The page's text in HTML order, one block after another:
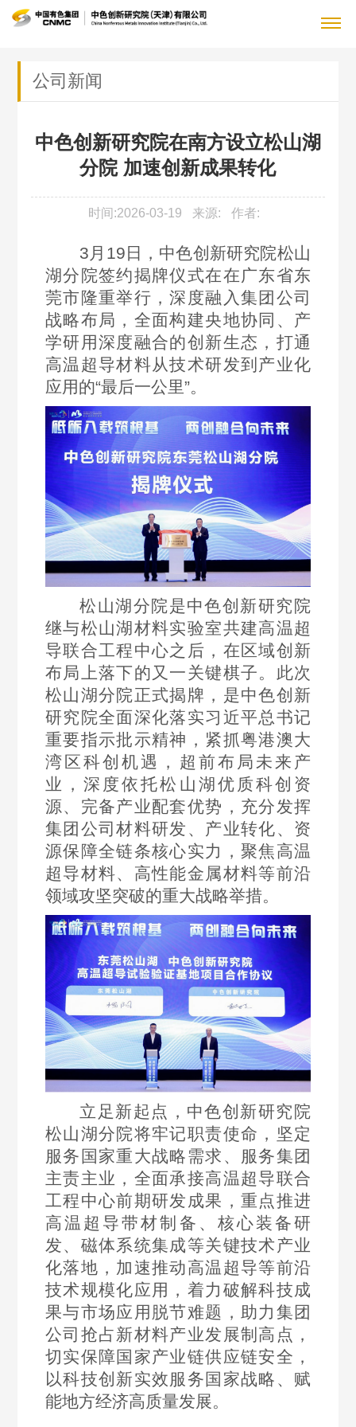
于
我
们
简
介
导
员
集
首
席
专
家
称
号
荣
誉
组
织
架
构
联
系
我
们
新
闻
中
心
公
司
闻
业
公
告
国
资
要
闻
媒
体
聚
焦
集
要
闻
党
群
工
作
党
风
廉
建
设
党
建
工
作
工
会
工
作
青
年
工
作
人
力
资
源
人
概
况
人
才
战
略
才
招
聘
科
技
创
新
科
研
平
台
重
大
项
荣
誉
奖
项
科
研
果
主
要
业
务
超
导
材
料
铜
铜
合
金
材
料
资
源
效
利
用
分
析
检
测
信
息
公
企
业
基
本
息
公司新闻
中色创新研究院在南方设立松山湖
分院 加速创新成果转化
时间:2026-03-19 来源: 作者:
3月19日，中色创新研究院松山
湖分院签约揭牌仪式在在广东省东
莞市隆重举行，深度融入集团公司
战略布局，全面构建央地协同、产
学研用深度融合的创新生态，打通
高温超导材料从技术研发到产业化
应用的“最后一公里”。
松山湖分院是中色创新研究院
继与松山湖材料实验室共建高温超
导联合工程中心之后，在区域创新
布局上落下的又一关键棋子。此次
松山湖分院正式揭牌，是中色创新
研究院全面深化落实习近平总书记
重要指示批示精神，紧抓粤港澳大
湾区科创机遇，超前布局未来产
业，深度依托松山湖优质科创资
源、完备产业配套优势，充分发挥
集团公司材料研发、产业转化、资
源保障全链条核心实力，聚焦高温
超导材料、高性能金属材料等前沿
领域攻坚突破的重大战略举措。
立足新起点，中色创新研究院
松山湖分院将牢记职责使命，坚定
服务国家重大战略需求、服务集团
主责主业，全面承接高温超导联合
工程中心前期研发成果，重点推进
高温超导带材制备、核心装备研
发、磁体系统集成等关键技术产业
化落地，加速推动高温超导等前沿
技术规模化应用，着力破解科技成
果与市场应用脱节难题，助力集团
公司抢占新材料产业发展制高点，
切实保障国家产业链供应链安全，
以科技创新实效服务国家战略、赋
能地方经济高质量发展。